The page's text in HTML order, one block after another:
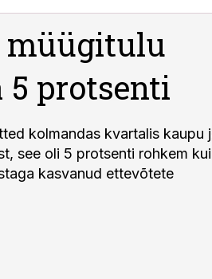
5 protsenti
kolmandas kvartalis kaupu
see oli 5 protsenti rohkem kui
kasvanud ettevõtete